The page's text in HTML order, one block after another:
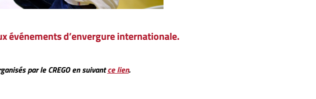
événements d’envergure internationale.
par le CREGO en suivantce lien.